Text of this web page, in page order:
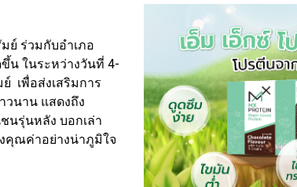
ย์ ร่วมกับอำเภอ
น ในระหว่างวันที่ 4-
เพื่อส่งเสริมการ
วนาน แสดงถึง
รุ่นหลัง บอกเล่า
คุณค่าอย่างน่าภูมิใจ